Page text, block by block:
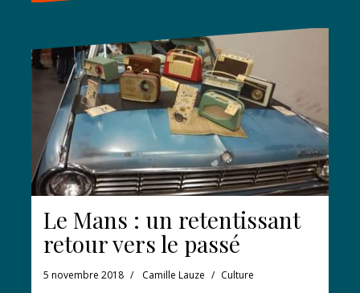
Le Mans : un retentissant
retour vers le passé
5 novembre 2018 Camille Lauze Culture